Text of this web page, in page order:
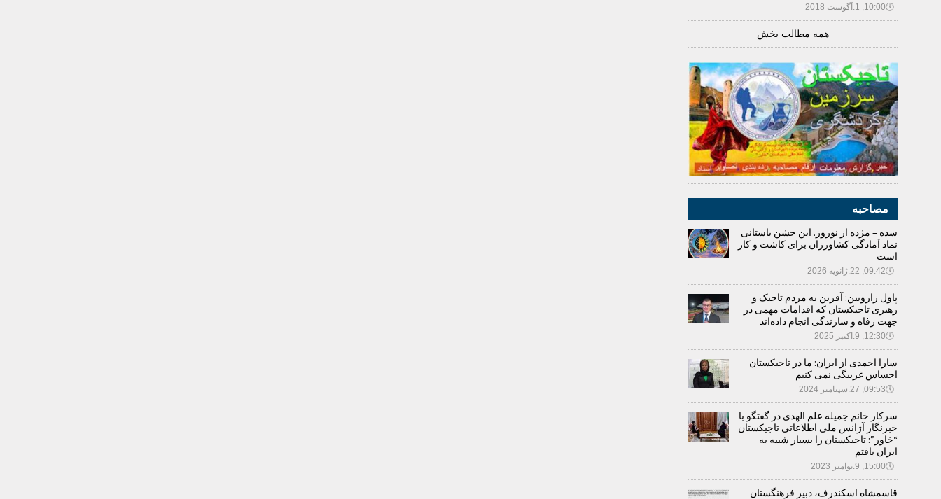
🕔10:00, 1.آگوست 2018
همه مطالب بخش
مصاحبه
سده – مژده از نوروز. این جشن باستانی
نماد آمادگی کشاورزان برای کاشت و کار
است
🕔09:42, 22.ژانویه 2026
پاول زاروبین: آفرین به مردم تاجیک و
رهبری تاجیکستان که اقدامات مهمی در
جهت رفاه و سازندگی انجام داده‌اند
🕔12:30, 9.اکتبر 2025
سارا احمدی از ایران: ما در تاجیکستان
احساس غریبگی نمی کنیم
🕔09:53, 27.سپتامبر 2024
سرکار خانم جمیله علم الهدی در گفتگو با
خبرنگار آژانس ملی اطلاعاتی تاجیکستان
“خاور”: تاجیکستان را بسیار شبیه به
ایران یافتم
🕔15:00, 9.نوامبر 2023
قاسمشاه اسکندرف، دبیر فرهنگستان